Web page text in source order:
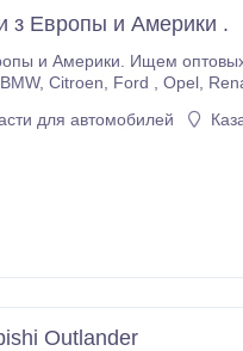
з Европы и Америки .
Citroen, Ford , Opel,
для автомобилей
Outlander